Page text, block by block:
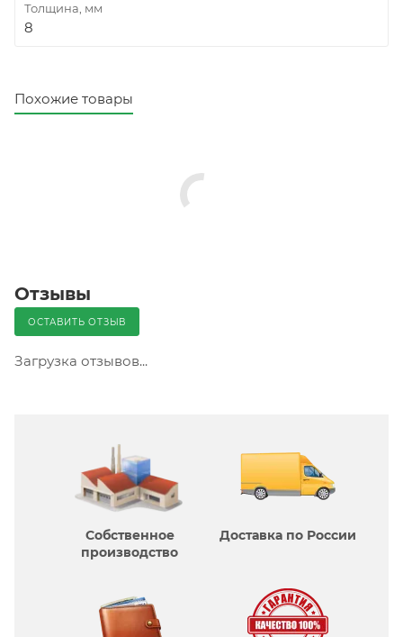
Толщина, мм
8
Похожие товары
Отзывы
ОСТАВИТЬ ОТЗЫВ
Загрузка отзывов...
Собственное
производcтво
Доставка по России